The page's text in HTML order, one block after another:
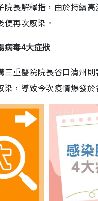
院長解釋指，由於持續
便再次感染。
病毒4大症狀
三重醫院院長谷口清州
染，導致今次疫情爆發